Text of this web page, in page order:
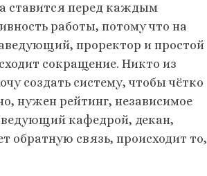
ставится перед каждым
работы, потому что на
проректор и простой
сокращение. Никто из
создать систему, чтобы чётко
нужен рейтинг, независимое
кафедрой, декан,
обратную связь, происходит то,